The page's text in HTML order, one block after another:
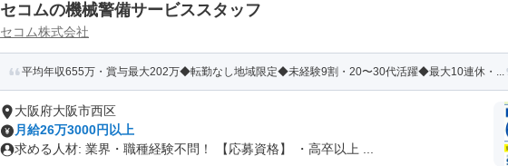
セコムの機械警備サービススタッフ
セコム株式会社
平均年収655万・賞与最大202万◆転勤なし地域限定◆未経験9割・20〜30代活躍◆最大10連休・...
大阪府大阪市西区
月給26万3000円以上
求める人材: 業界・職種経験不問！ 【応募資格】 ・高卒以上 ...